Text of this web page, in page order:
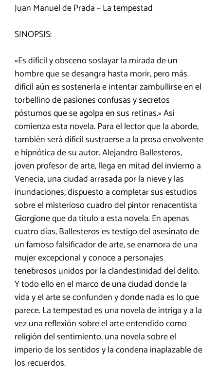
Juan Manuel de Prada – La tempestad
SINOPSIS:
«Es difícil y obsceno soslayar la mirada de un
hombre que se desangra hasta morir, pero más
difícil aún es sostenerla e intentar zambullirse en el
torbellino de pasiones confusas y secretos
póstumos que se agolpa en sus retinas.» Así
comienza esta novela. Para el lector que la aborde,
también será difícil sustraerse a la prosa envolvente
e hipnótica de su autor. Alejandro Ballesteros,
joven profesor de arte, llega en mitad del invierno a
Venecia, una ciudad arrasada por la nieve y las
inundaciones, dispuesto a completar sus estudios
sobre el misterioso cuadro del pintor renacentista
Giorgione que da título a esta novela. En apenas
cuatro días, Ballesteros es testigo del asesinato de
un famoso falsificador de arte, se enamora de una
mujer excepcional y conoce a personajes
tenebrosos unidos por la clandestinidad del delito.
Y todo ello en el marco de una ciudad donde la
vida y el arte se confunden y donde nada es lo que
parece. La tempestad es una novela de intriga y a la
vez una reflexión sobre el arte entendido como
religión del sentimiento, una novela sobre el
imperio de los sentidos y la condena inaplazable de
los recuerdos.